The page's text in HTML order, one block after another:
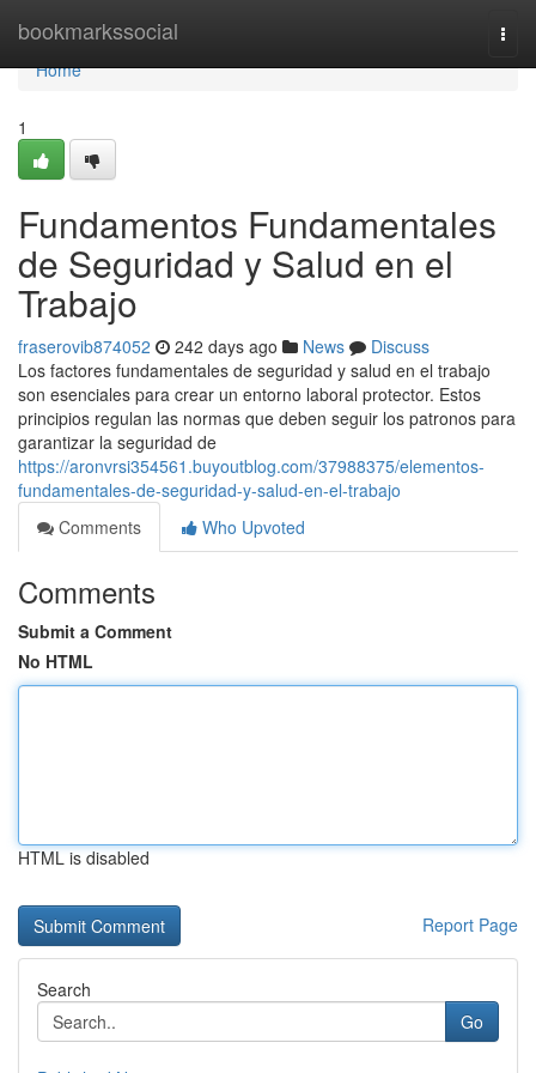
bookmarkssocial
Home
Home
1
Fundamentos Fundamentales
de Seguridad y Salud en el
Trabajo
fraserovib874052 242 days ago News
Discuss
Los factores fundamentales de seguridad y salud en el trabajo
son esenciales para crear un entorno laboral protector. Estos
principios regulan las normas que deben seguir los patronos para
garantizar la seguridad de
https://aronvrsi354561.buyoutblog.com/37988375/elementos-
fundamentales-de-seguridad-y-salud-en-el-trabajo
Comments
Who Upvoted
Comments
Submit a Comment
No HTML
HTML is disabled
Report Page
Search
Go